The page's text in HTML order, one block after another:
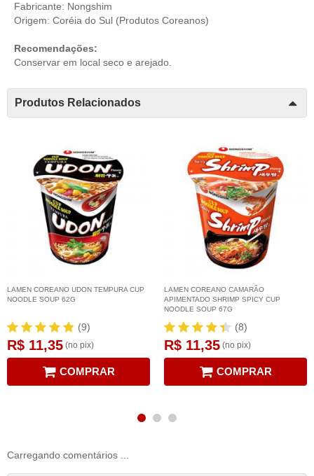
Fabricante: Nongshim
Origem: Coréia do Sul (Produtos Coreanos)
Recomendações:
Conservar em local seco e arejado.
Produtos Relacionados
LAMEN COREANO UDON TEMPURA CUP
NOODLE SOUP 62G
(9)
R$ 11,35 (no pix)
COMPRAR
LAMEN COREANO CAMARÃO
APIMENTADO SHRIMP SPICY CUP
NOODLE SOUP 67G
(8)
R$ 11,35 (no pix)
COMPRAR
Carregando comentários ...